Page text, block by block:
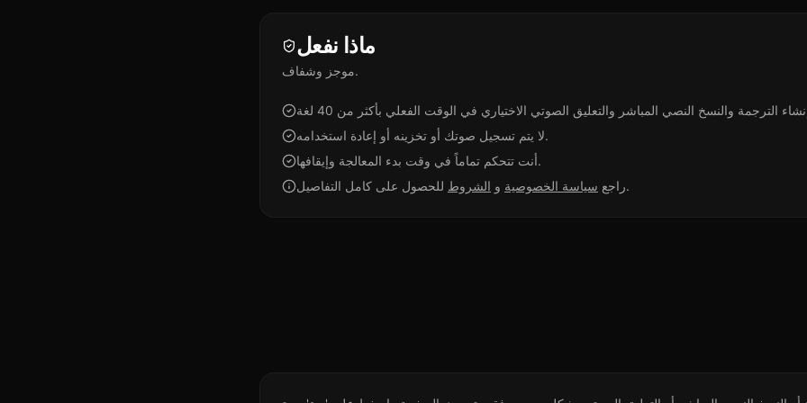
ماذا نفعل
موجز وشفاف.
لا يتم تسجيل صوتك أو تخزينه أو إعادة استخدامه.
أنت تتحكم تماماً في وقت بدء المعالجة وإيقافها.
راجع سياسة الخصوصية و الشروط للحصول على كامل التفاصيل.